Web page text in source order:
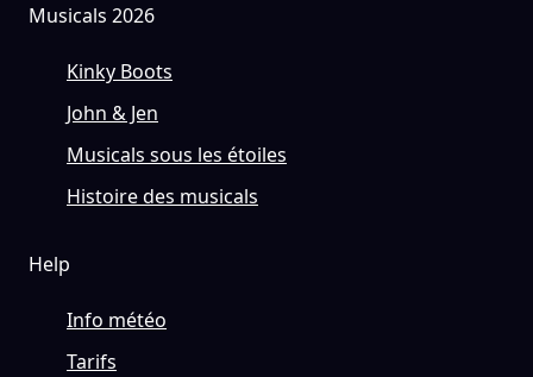
Musicals 2026
Kinky Boots
John & Jen
Musicals sous les étoiles
Histoire des musicals
Help
Info météo
Tarifs